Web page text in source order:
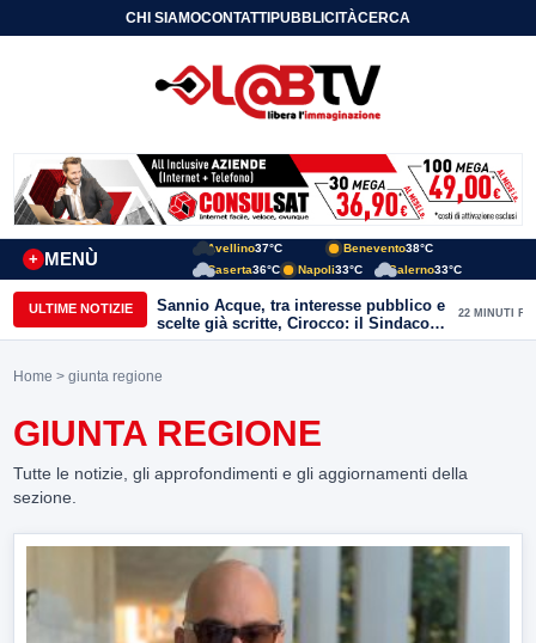
CHI SIAMOCONTATTIPUBBLICITÀCERCA
MENÙ
+
Avellino37°C Benevento38°C
Caserta36°C Napoli33°C Salerno33°C
ULTIME NOTIZIE
Sannio Acque, tra interesse pubblico e
scelte già scritte, Cirocco: il Sindaco
renda chiara la posizione di Molinara
22 MINUTI FA
Home > giunta regione
GIUNTA REGIONE
Tutte le notizie, gli approfondimenti e gli aggiornamenti della
sezione.